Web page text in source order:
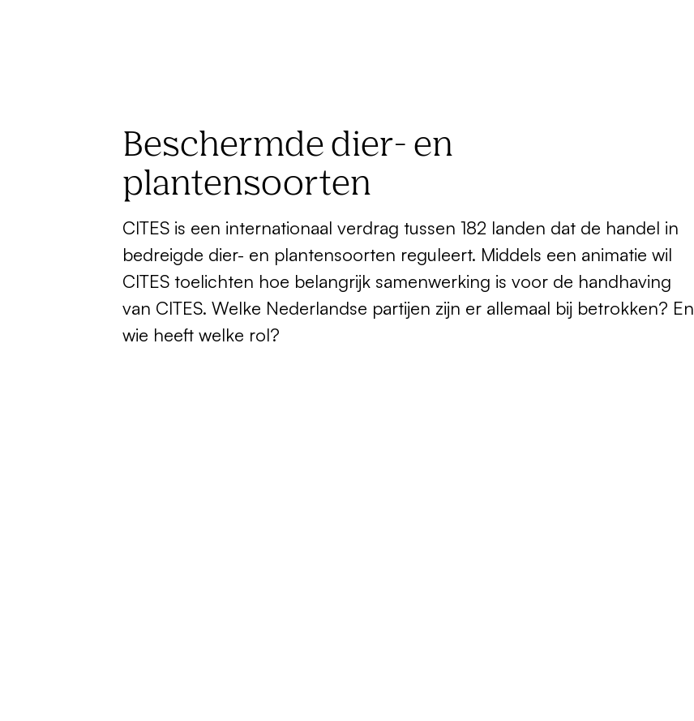
Beschermde dier- en
plantensoorten
CITES is een internationaal verdrag tussen 182 landen dat de handel in
bedreigde dier- en plantensoorten reguleert. Middels een animatie wil
CITES toelichten hoe belangrijk samenwerking is voor de handhaving
van CITES. Welke Nederlandse partijen zijn er allemaal bij betrokken? En
wie heeft welke rol?